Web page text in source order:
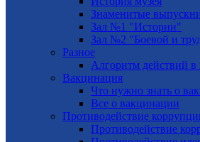
Знаменитые
Зал №1 "Истории"
Зал №2 "Боевой и
Разное
Алгоритм действий в
Вакцинация
Что нужно знать о
Все о вакцинации
Противодействие
Противодействие